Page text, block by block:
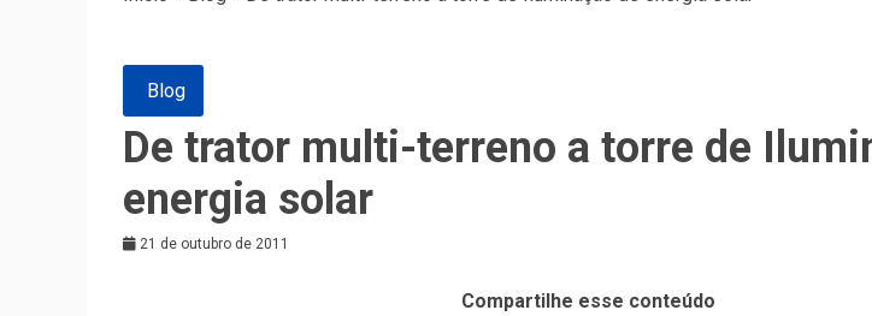
Blog
De trator multi-terreno a torre de
energia solar
21 de outubro de 2011
Compartilhe esse conteúdo